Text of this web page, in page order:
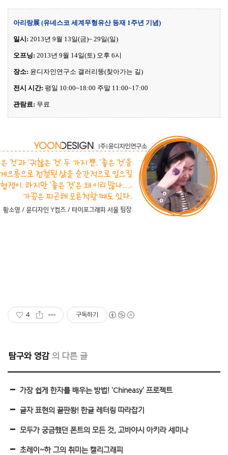
아리랑展 (유네스코 세계무형유산 등재 1주년 기념)
일시: 2013년 9월 13일(금)~ 29일(일)
오프닝: 2013년 9월 14일(토) 오후 6시
장소: 윤디자인연구소 갤러리뚱(찾아가는 길)
전시 시간: 평일 10:00~18:00 주말 11:00~17:00
관람료: 무료
4 구독하기
탐구와 영감
가장 쉽게 한자를 배우는 방법! 'Chineasy' 프로젝트
글자 표현의 끝판왕! 한글 레터링 따라잡기
모두가 궁금했던 폰트의 모든 것, 고바야시 아키라 세미나
초레이~하 그의 취미는 캘리그래피